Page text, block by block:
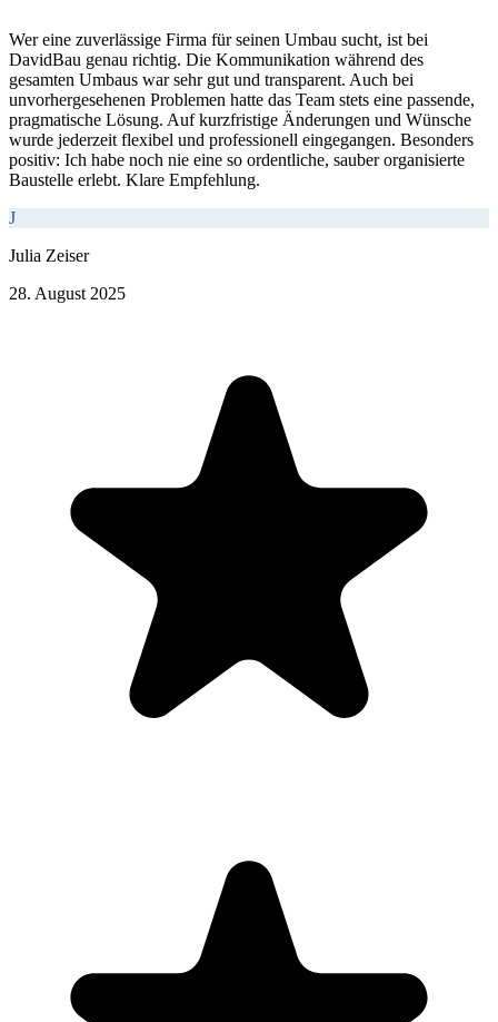
Wer eine zuverlässige Firma für seinen Umbau sucht, ist bei
DavidBau genau richtig. Die Kommunikation während des
gesamten Umbaus war sehr gut und transparent. Auch bei
unvorhergesehenen Problemen hatte das Team stets eine passende,
pragmatische Lösung. Auf kurzfristige Änderungen und Wünsche
wurde jederzeit flexibel und professionell eingegangen. Besonders
positiv: Ich habe noch nie eine so ordentliche, sauber organisierte
Baustelle erlebt. Klare Empfehlung.
J
Julia Zeiser
28. August 2025